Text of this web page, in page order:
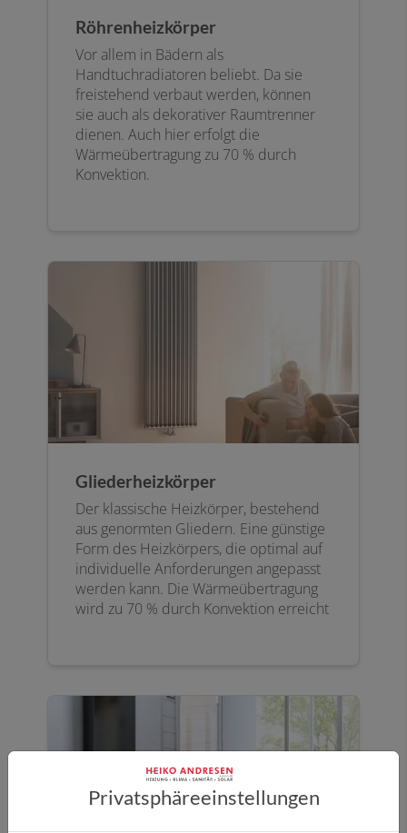
Röhrenheizkörper
Vor allem in Bädern als
Handtuchradiatoren beliebt. Da sie
freistehend verbaut werden, können
sie auch als dekorativer Raumtrenner
dienen. Auch hier erfolgt die
Wärmeübertragung zu 70 % durch
Konvektion.
Gliederheizkörper
Der klassische Heizkörper, bestehend
aus genormten Gliedern. Eine günstige
Form des Heizkörpers, die optimal auf
individuelle Anforderungen angepasst
werden kann. Die Wärmeübertragung
wird zu 70 % durch Konvektion erreicht
Privatsphäre­einstellungen